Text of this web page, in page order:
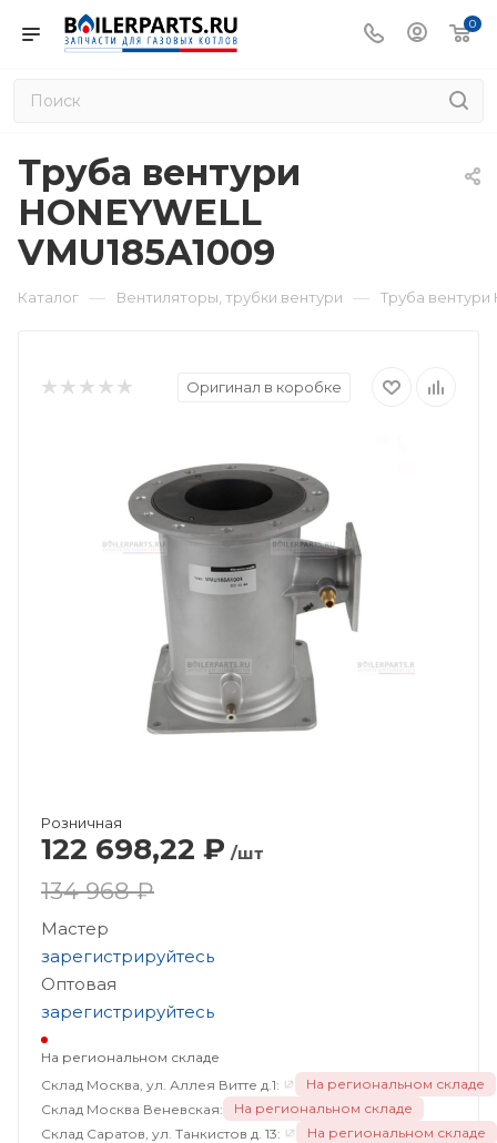
0
Труба вентури
HONEYWELL
VMU185A1009
Каталог — Вентиляторы, трубки вентури — Труба вентури
Оригинал в коробке
Розничная
122 698,22 ₽ /шт
134 968 ₽
Мастер
зарегистрируйтесь
Оптовая
зарегистрируйтесь
На региональном складе
Склад Москва, ул. Аллея Витте д.1:
На региональном складе
Склад Москва Веневская:
На региональном складе
Склад Саратов, ул. Танкистов д. 13:
На региональном складе